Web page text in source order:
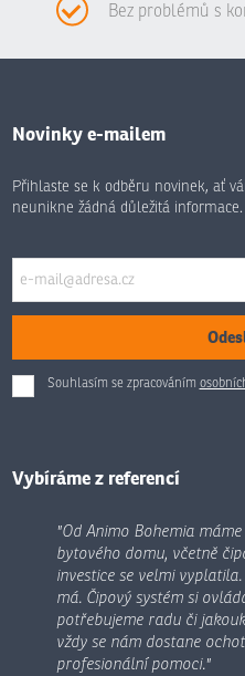
Bez problémů s
Novinky e-mailem
Přihlaste se k odběru novinek, ať
neunikne žádná důležitá informace.
Souhlasím se zpracováním
Formulář
odeslat.
Vybíráme z referencí
"Od Animo Bohemia
bytového domu, včetně
investice se velmi
má. Čipový systém si
potřebujeme radu či
vždy se nám dostane
profesionální pomoci."